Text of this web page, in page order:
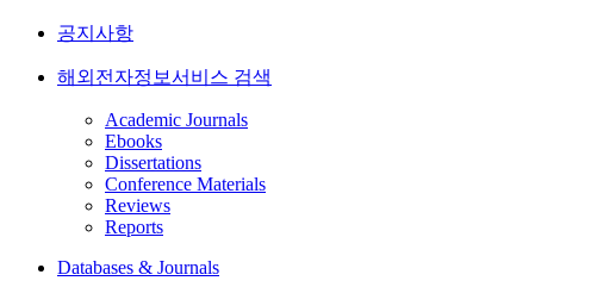
공지사항
해외전자정보서비스 검색
Academic Journals
Ebooks
Dissertations
Conference Materials
Reviews
Reports
Databases & Journals